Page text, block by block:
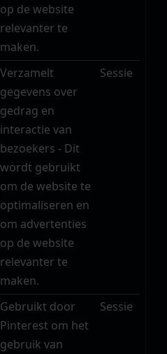
op de website
relevanter te
maken.
Verzamelt
gegevens over
gedrag en
interactie van
bezoekers - Dit
wordt gebruikt
om de website te
optimaliseren en
om advertenties
op de website
relevanter te
maken.
Sessie
Gebruikt door
Pinterest om het
gebruik van
Sessie